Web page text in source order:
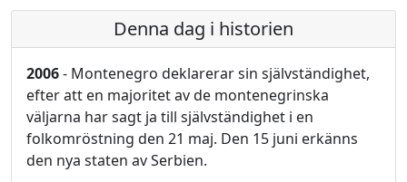
Denna dag i historien
2006- Montenegro deklarerar sin självständighet,
efter att en majoritet av de montenegrinska
väljarna har sagt ja till självständighet i en
folkomröstning den 21 maj. Den 15 juni erkänns
den nya staten av Serbien.